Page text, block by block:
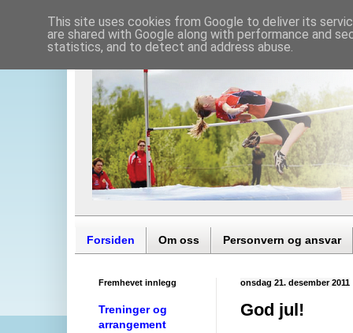
Forsiden Om oss Personvern og ansvar
onsdag 21. desember 2011
God jul!
Fremhevet innlegg
Treninger og
arrangement
This site uses cookies from Google to deliver its
are shared with Google along with performance and
statistics, and to detect and address abuse.